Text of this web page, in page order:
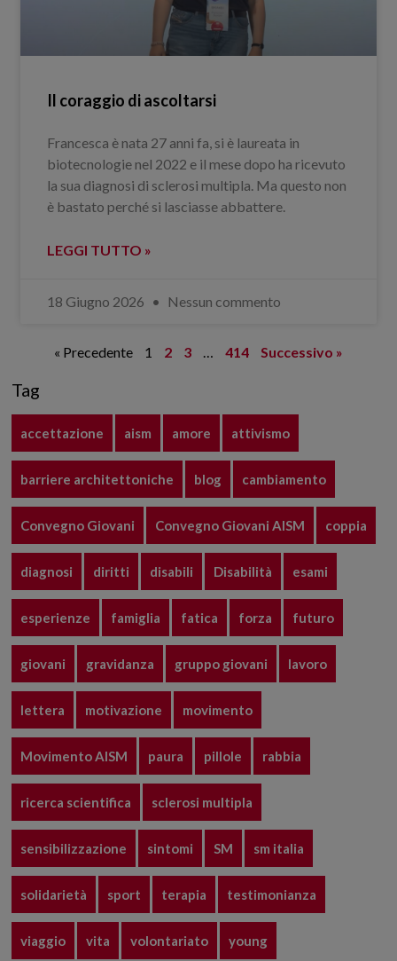
Il coraggio di ascoltarsi
Francesca è nata 27 anni fa, si è laureata in
biotecnologie nel 2022 e il mese dopo ha ricevuto
la sua diagnosi di sclerosi multipla. Ma questo non
è bastato perché si lasciasse abbattere.
LEGGI TUTTO »
18 Giugno 2026 Nessun commento
« Precedente 1 2 3 … 414 Successivo »
Tag
accettazione aism amore attivismo
barriere architettoniche blog cambiamento
Convegno Giovani Convegno Giovani AISM coppia
diagnosi diritti disabili Disabilità esami
esperienze famiglia fatica forza futuro
giovani gravidanza gruppo giovani lavoro
lettera motivazione movimento
Movimento AISM paura pillole rabbia
ricerca scientifica sclerosi multipla
sensibilizzazione sintomi SM sm italia
solidarietà sport terapia testimonianza
viaggio vita volontariato young